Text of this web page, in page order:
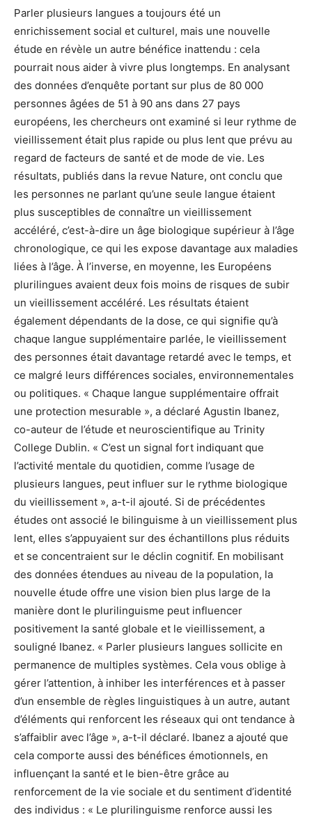
Parler plusieurs langues a toujours été un
enrichissement social et culturel, mais une nouvelle
étude en révèle un autre bénéfice inattendu : cela
pourrait nous aider à vivre plus longtemps. En analysant
des données d’enquête portant sur plus de 80 000
personnes âgées de 51 à 90 ans dans 27 pays
européens, les chercheurs ont examiné si leur rythme de
vieillissement était plus rapide ou plus lent que prévu au
regard de facteurs de santé et de mode de vie. Les
résultats, publiés dans la revue Nature, ont conclu que
les personnes ne parlant qu’une seule langue étaient
plus susceptibles de connaître un vieillissement
accéléré, c’est-à-dire un âge biologique supérieur à l’âge
chronologique, ce qui les expose davantage aux maladies
liées à l’âge. À l’inverse, en moyenne, les Européens
plurilingues avaient deux fois moins de risques de subir
un vieillissement accéléré. Les résultats étaient
également dépendants de la dose, ce qui signifie qu’à
chaque langue supplémentaire parlée, le vieillissement
des personnes était davantage retardé avec le temps, et
ce malgré leurs différences sociales, environnementales
ou politiques. « Chaque langue supplémentaire offrait
une protection mesurable », a déclaré Agustin Ibanez,
co-auteur de l’étude et neuroscientifique au Trinity
College Dublin. « C’est un signal fort indiquant que
l’activité mentale du quotidien, comme l’usage de
plusieurs langues, peut influer sur le rythme biologique
du vieillissement », a-t-il ajouté. Si de précédentes
études ont associé le bilinguisme à un vieillissement plus
lent, elles s’appuyaient sur des échantillons plus réduits
et se concentraient sur le déclin cognitif. En mobilisant
des données étendues au niveau de la population, la
nouvelle étude offre une vision bien plus large de la
manière dont le plurilinguisme peut influencer
positivement la santé globale et le vieillissement, a
souligné Ibanez. « Parler plusieurs langues sollicite en
permanence de multiples systèmes. Cela vous oblige à
gérer l’attention, à inhiber les interférences et à passer
d’un ensemble de règles linguistiques à un autre, autant
d’éléments qui renforcent les réseaux qui ont tendance à
s’affaiblir avec l’âge », a-t-il déclaré. Ibanez a ajouté que
cela comporte aussi des bénéfices émotionnels, en
influençant la santé et le bien-être grâce au
renforcement de la vie sociale et du sentiment d’identité
des individus : « Le plurilinguisme renforce aussi les